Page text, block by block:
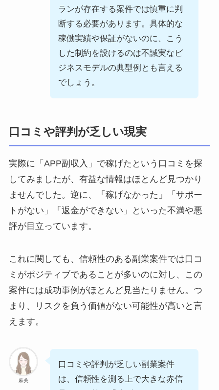
ランが存在する案件では慎重に判
断する必要があります。具体的な
稼働実績や保証がないのに、こう
した制約を設けるのは不誠実なビ
ジネスモデルの典型例とも言える
でしょう。
口コミや評判が乏しい現実
実際に「APP副収入」で稼げたという口コミを探
してみましたが、有益な情報はほとんど見つかり
ませんでした。逆に、「稼げなかった」「サポー
トがない」「返金ができない」といった不満や悪
評が目立っています。
これに関しても、信頼性のある副業案件では口コ
ミがポジティブであることが多いのに対し、この
案件には成功事例がほとんど見当たりません。つ
まり、リスクを負う価値がない可能性が高いと言
えます。
麻美
口コミや評判が乏しい副業案件
は、信頼性を測る上で大きな赤信